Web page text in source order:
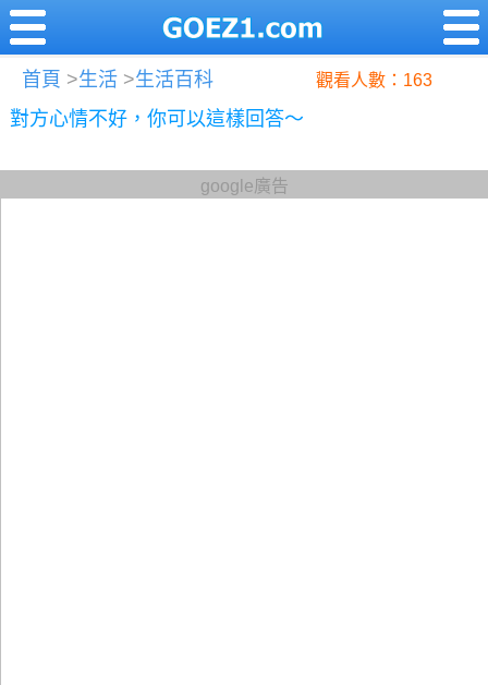
首頁 >生活 >生活百科 觀看人數：163
對方心情不好，你可以這樣回答～
google廣告